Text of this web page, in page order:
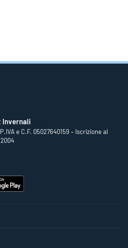
Invernali
e C.F. 05027640159 – Iscrizione al